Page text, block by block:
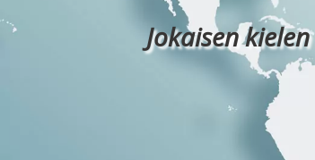
Jokaisen